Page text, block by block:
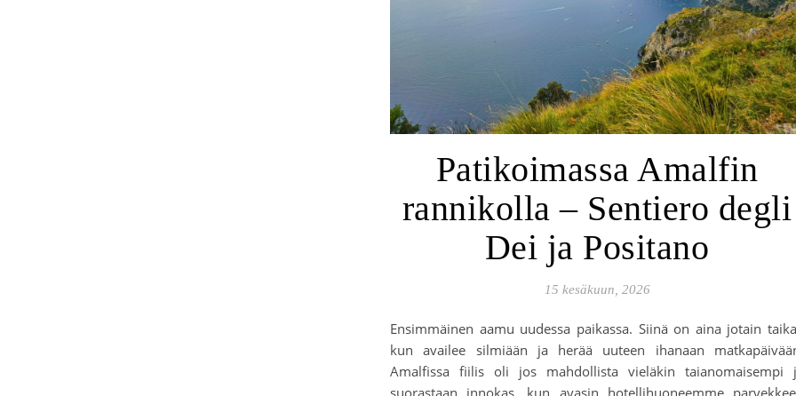
Patikoimassa Amalfin
rannikolla – Sentiero degli
Dei ja Positano
15 kesäkuun, 2026
Ensimmäinen aamu uudessa paikassa. Siinä on aina jotain
kun availee silmiään ja herää uuteen ihanaan
Amalfissa fiilis oli jos mahdollista vieläkin taianomaisempi